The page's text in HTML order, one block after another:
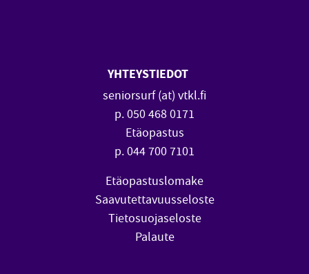
YHTEYSTIEDOT
seniorsurf (at) vtkl.fi
p. 050 468 0171
Etäopastus
p. 044 700 7101
Etäopastuslomake
Saavutettavuusseloste
Tietosuojaseloste
Palaute